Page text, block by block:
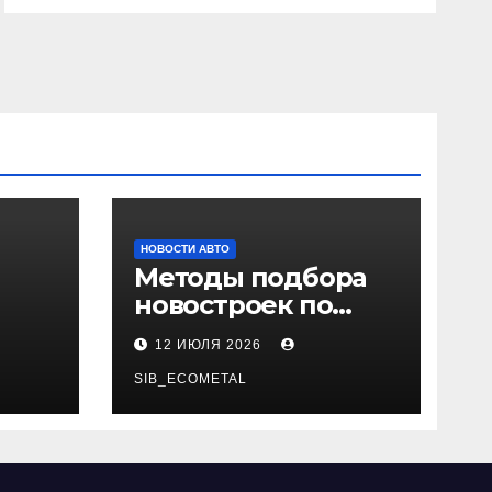
НОВОСТИ АВТО
Методы подбора
новостроек по
заданным
критериям
12 ИЮЛЯ 2026
SIB_ECOMETAL